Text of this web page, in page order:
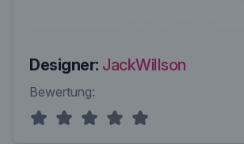
Designer: JackWillson
Bewertung: